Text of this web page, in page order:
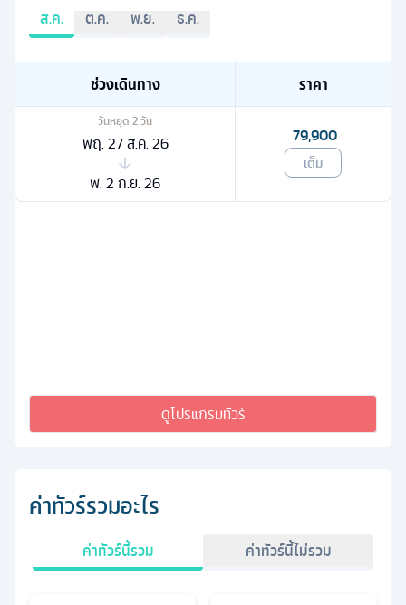
ส.ค. ต.ค. พ.ย. ธ.ค.
ช่วงเดินทาง ราคา
วันหยุด 2วัน
พฤ. 27 ส.ค. 26
พ. 2 ก.ย. 26
79,900
เต็ม
ดูโปรแกรมทัวร์
ค่าทัวร์รวมอะไร
ค่าทัวร์นี้รวม ค่าทัวร์นี้ไม่รวม